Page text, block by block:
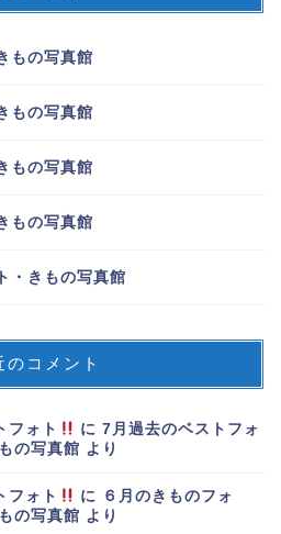
もの写真館
もの写真館
もの写真館
もの写真館
・きもの写真館
のコメント
フォト に7月過去のベストフォ
の写真館 より
フォト に ６月のきものフォ
の写真館 より